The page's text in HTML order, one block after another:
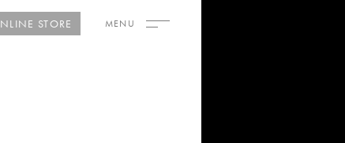
STORE